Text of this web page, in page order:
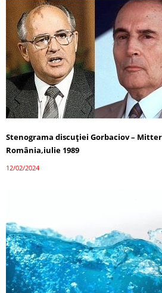
Stenograma discuției Gorbaciov –
România,iulie 1989
12/02/2024